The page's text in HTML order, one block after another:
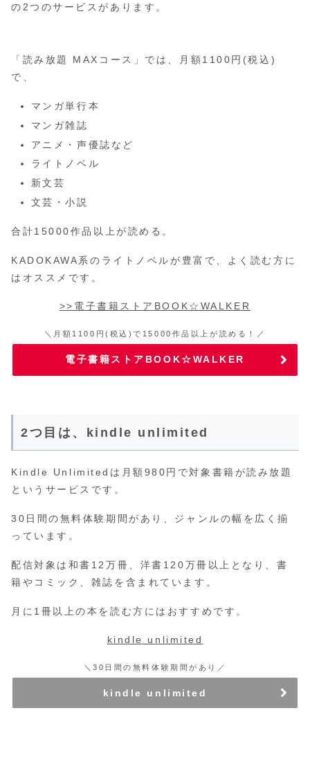
の2つのサービスがあります。
「読み放題 MAXコース」では、月額1100円(税込)
で、
マンガ単行本
マンガ雑誌
アニメ・声優誌など
ライトノベル
新文芸
文芸・小説
合計15000作品以上が読める。
KADOKAWA系のライトノベルが豊富で、よく読む方に
はオススメです。
>>電子書籍ストアBOOK☆WALKER
＼月額1100円(税込)で15000作品以上が読める！／
電子書籍ストアBOOK☆WALKER
2つ目は、kindle unlimited
Kindle Unlimitedは月額980円で対象書籍が読み放題
というサービスです。
30日間の無料体験期間があり、ジャンルの幅を広く揃
っています。
配信対象は和書12万冊、洋書120万冊以上となり、書
籍やコミック、雑誌を含まれています。
月に1冊以上の本を読む方にはおすすめです。
kindle unlimited
＼30日間の無料体験期間があり／
kindle unlimited